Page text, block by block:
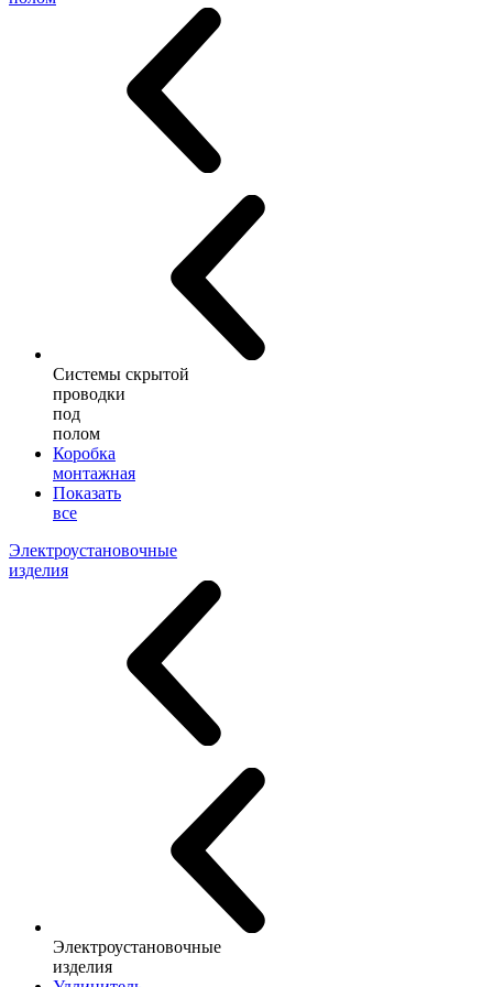
Системы скрытой
проводки
под
полом
Коробка
монтажная
Показать
все
Электроустановочные
изделия
Электроустановочные
изделия